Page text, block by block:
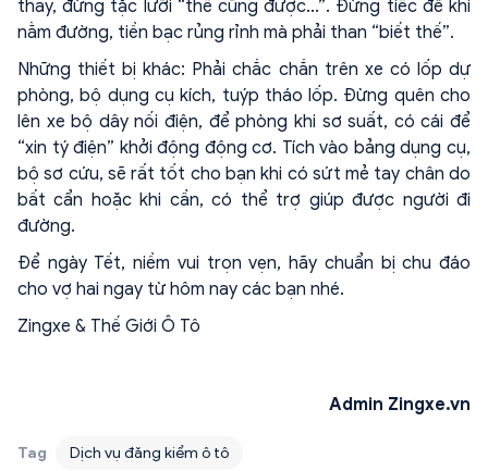
thay, đừng tặc lưỡi “thế cũng được...”. Đừng tiếc để khi
nằm đường, tiền bạc rủng rỉnh mà phải than “biết thế”.
Những thiết bị khác: Phải chắc chắn trên xe có lốp dự
phòng, bộ dụng cụ kích, tuýp tháo lốp. Đừng quên cho
lên xe bộ dây nối điện, để phòng khi sơ suất, có cái để
“xin tý điện” khởi động động cơ. Tích vào bảng dụng cụ,
bộ sơ cứu, sẽ rất tốt cho bạn khi có sứt mẻ tay chân do
bất cẩn hoặc khi cần, có thể trợ giúp được người đi
đường.
Để ngày Tết, niềm vui trọn vẹn, hãy chuẩn bị chu đáo
cho vợ hai ngay từ hôm nay các bạn nhé.
Zingxe & Thế Giới Ô Tô
Admin Zingxe.vn
Tag Dịch vụ đăng kiểm ô tô